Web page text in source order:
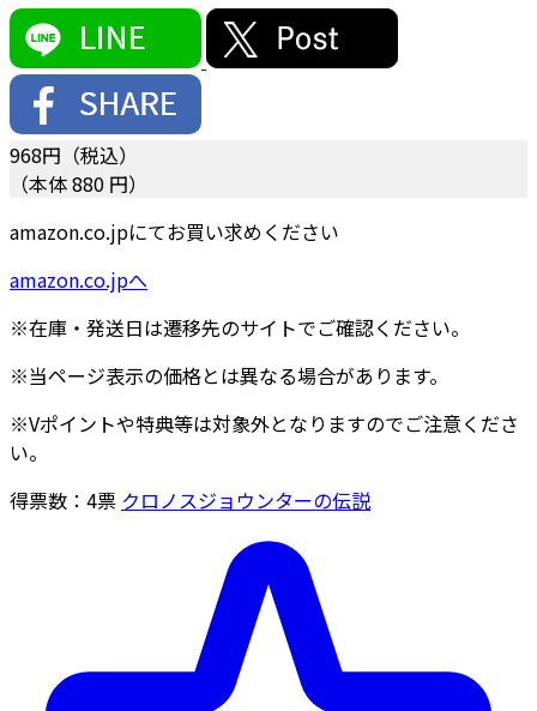
968円（税込）
（本体 880 円）
amazon.co.jpにてお買い求めください
amazon.co.jpへ
※在庫・発送日は遷移先のサイトでご確認ください。
※当ページ表示の価格とは異なる場合があります。
※Vポイントや特典等は対象外となりますのでご注意くださ
い。
得票数： 4票 クロノスジョウンターの伝説